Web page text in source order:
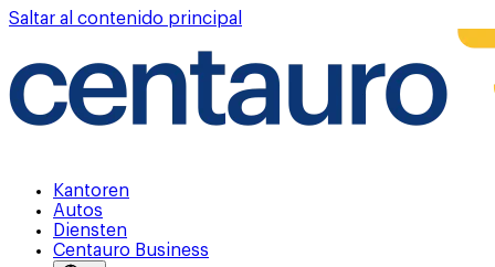
Saltar al contenido principal
Kantoren
Autos
Diensten
Centauro Business